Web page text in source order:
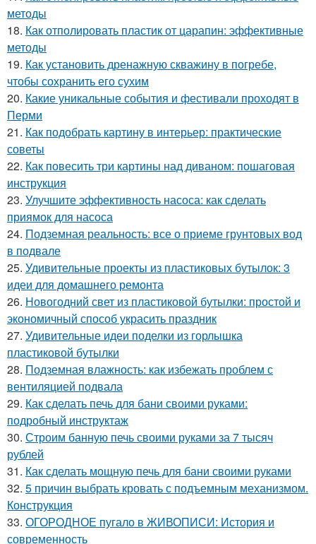
методы
18. Как отполировать пластик от царапин: эффективные
методы
19. Как установить дренажную скважину в погребе,
чтобы сохранить его сухим
20. Какие уникальные события и фестивали проходят в
Перми
21. Как подобрать картину в интерьер: практические
советы
22. Как повесить три картины над диваном: пошаговая
инструкция
23. Улучшите эффективность насоса: как сделать
приямок для насоса
24. Подземная реальность: все о приеме грунтовых вод
в подвале
25. Удивительные проекты из пластиковых бутылок: 3
идеи для домашнего ремонта
26. Новогодний свет из пластиковой бутылки: простой и
экономичный способ украсить праздник
27. Удивительные идеи поделки из горлышка
пластиковой бутылки
28. Подземная влажность: как избежать проблем с
вентиляцией подвала
29. Как сделать печь для бани своими руками:
подробный инструктаж
30. Строим банную печь своими руками за 7 тысяч
рублей
31. Как сделать мощную печь для бани своими руками
32. 5 причин выбрать кровать с подъемным механизмом.
Конструкция
33. ОГОРОДНОЕ пугало в ЖИВОПИСИ: История и
современность